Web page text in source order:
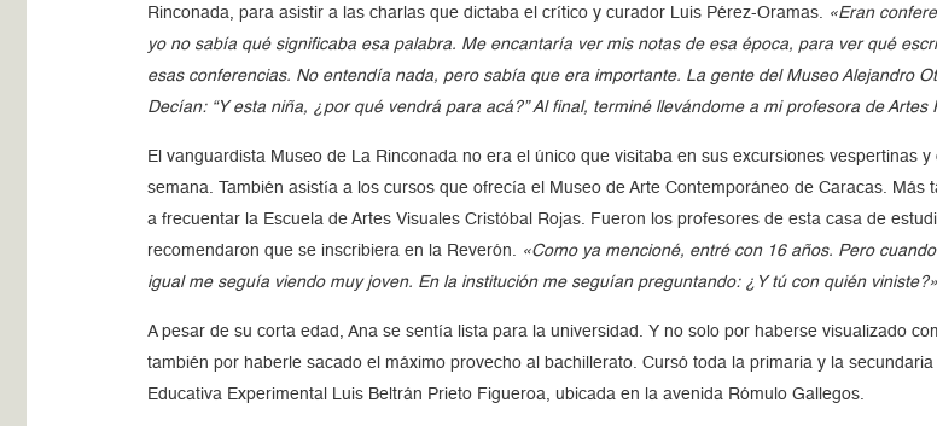
Rinconada, para asistir a las charlas que dictaba el crítico y curador Luis Pérez-Oramas.
«Eran
yo no sabía qué significaba esa palabra. Me encantaría ver mis notas de esa época, para ver qué
esas conferencias. No entendía nada, pero sabía que era importante. La gente del Museo Alejandro
Decían: “Y esta niña, ¿por qué vendrá para acá?” Al final, terminé llevándome a mi profesora de Artes
El vanguardista Museo de La Rinconada no era el único que visitaba en sus excursiones vespertinas y
semana. También asistía a los cursos que ofrecía el Museo de Arte Contemporáneo de Caracas. Más
a frecuentar la Escuela de Artes Visuales Cristóbal Rojas. Fueron los profesores de esta casa de
recomendaron que se inscribiera en la Reverón.
«Como ya mencioné, entré con 16 años. Pero
igual me seguía viendo muy joven. En la institución me seguían preguntando: ¿Y tú con quién viniste?»
A pesar de su corta edad, Ana se sentía lista para la universidad. Y no solo por haberse visualizado
también por haberle sacado el máximo provecho al bachillerato. Cursó toda la primaria y la secundaria
Educativa Experimental Luis Beltrán Prieto Figueroa, ubicada en la avenida Rómulo Gallegos.